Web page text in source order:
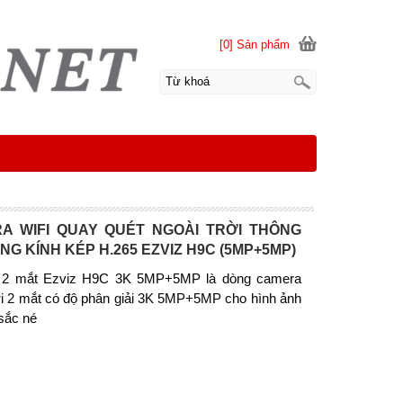
WIFI QUAY QUÉT NGOÀI TRỜI THÔNG
KÍNH KÉP H.265 EZVIZ H9C (5MP+5MP)
mắt Ezviz H9C 3K 5MP+5MP là dòng camera
2 mắt có độ phân giải 3K 5MP+5MP cho hình ảnh
né
[0] Sản phẩm